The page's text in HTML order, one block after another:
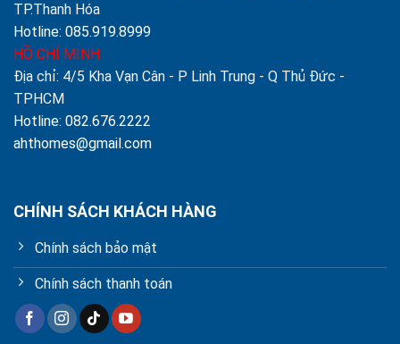
TP.Thanh Hóa
Hotline: 085.919.8999
HỒ CHÍ MINH
Địa chỉ: 4/5 Kha Vạn Cân - P Linh Trung - Q Thủ Đức -
TPHCM
Hotline: 082.676.2222
ahthomes@gmail.com
CHÍNH SÁCH KHÁCH HÀNG
Chính sách bảo mật
Chính sách thanh toán